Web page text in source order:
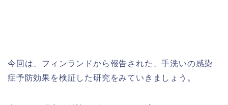
今回は、フィンランドから報告された、手洗いの感染
症予防効果を検証した研究をみていきましょう。